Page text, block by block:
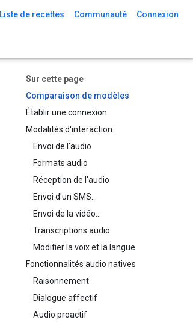
Liste de recettes Communauté Connexion
Sur cette page
Comparaison de modèles
Établir une connexion
Modalités d'interaction
Envoi de l'audio
Formats audio
Réception de l'audio
Envoi d'un SMS…
Envoi de la vidéo…
Transcriptions audio
Modifier la voix et la langue
Fonctionnalités audio natives
Raisonnement
Dialogue affectif
Audio proactif